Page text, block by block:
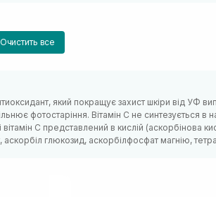
Очистить все
який покращує захист шкіри від УФ
фотостаріння. Вітамін С не синтезується
вітамін С представлений в кислій (аскорбінова
аскорбіл глюкозид, аскорбілфосфат магнію,